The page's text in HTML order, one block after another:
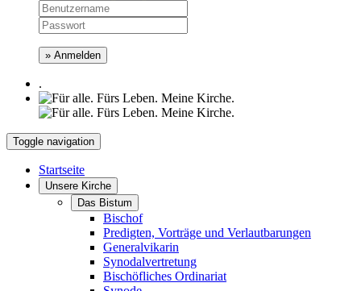
» Anmelden
.
Toggle navigation
Startseite
Unsere Kirche
Das Bistum
Bischof
Predigten, Vorträge und Verlautbarungen
Generalvikarin
Synodalvertretung
Bischöfliches Ordinariat